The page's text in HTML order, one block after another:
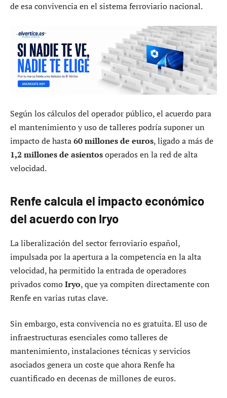
de esa convivencia en el sistema ferroviario nacional.
Según los cálculos del operador público, el acuerdo para
el mantenimiento y uso de talleres podría suponer un
impacto de hasta60 millones de euros, ligado a más de
1,2 millones de asientosoperados en la red de alta
velocidad.
Renfe calcula el impacto económico
del acuerdo con Iryo
La liberalización del sector ferroviario español,
impulsada por la apertura a la competencia en la alta
velocidad, ha permitido la entrada de operadores
privados comoIryo, que ya compiten directamente con
Renfe en varias rutas clave.
Sin embargo, esta convivencia no es gratuita. El uso de
infraestructuras esenciales como talleres de
mantenimiento, instalaciones técnicas y servicios
asociados genera un coste que ahora Renfe ha
cuantificado en decenas de millones de euros.